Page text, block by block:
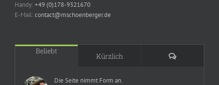
Handy:+49 (0)178-9321670
E-Mail:contact@mschoenberger.de
Beliebt
Kürzlich Kommentare
Die Seite nimmt Form an.